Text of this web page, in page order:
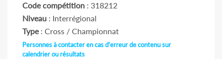
Code compétition : 318212
Niveau : Interrégional
Type: Cross / Championnat
Personnes à contacter en cas d'erreur de contenu sur
calendrier ou résultats